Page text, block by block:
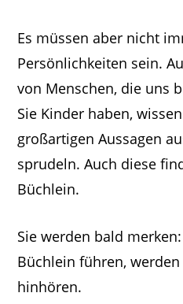
Es müssen aber nicht
Persönlichkeiten sein.
von Menschen, die uns
Sie Kinder haben,
großartigen Aussagen
sprudeln. Auch diese
Büchlein.
Sie werden bald
Büchlein führen,
hinhören.